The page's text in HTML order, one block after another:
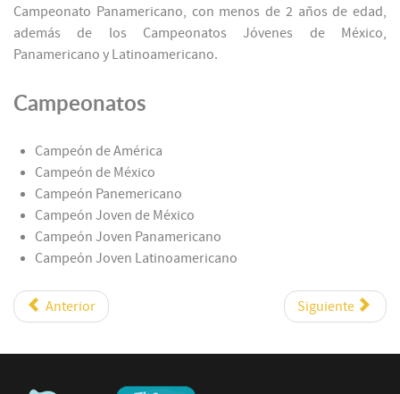
Campeonato Panamericano, con menos de 2 años de edad,
además de los Campeonatos Jóvenes de México,
Panamericano y Latinoamericano.
Campeonatos
Campeón de América
Campeón de México
Campeón Panemericano
Campeón Joven de México
Campeón Joven Panamericano
Campeón Joven Latinoamericano
Anterior Siguiente